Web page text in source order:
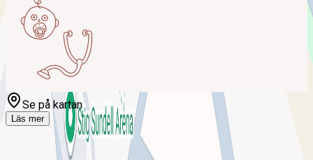
Se på kartan
Läs mer
Om Familjecentralen Kramfors